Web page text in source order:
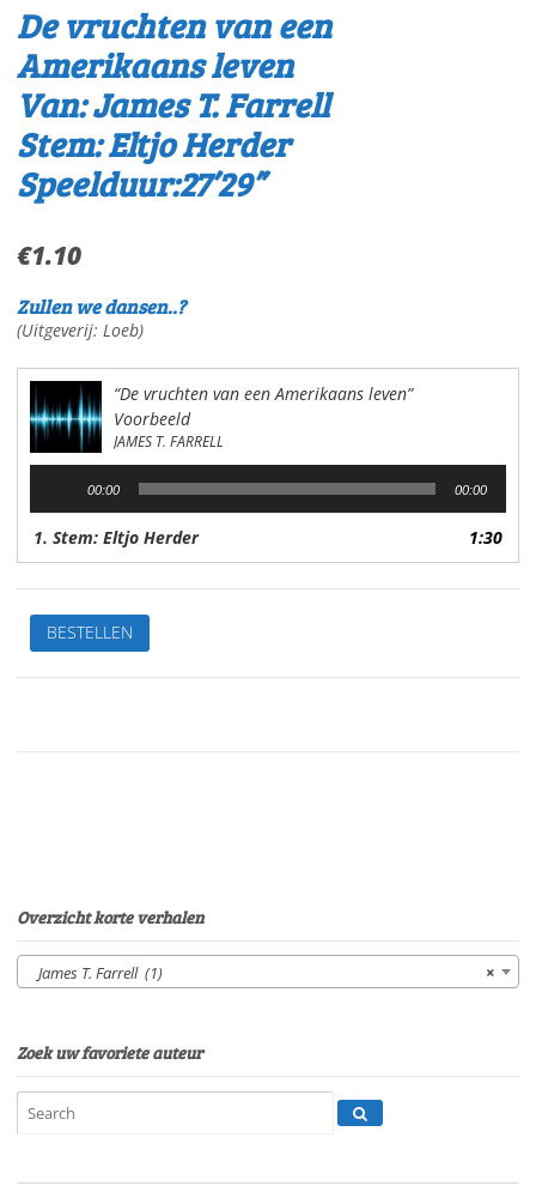
De vruchten van een
Amerikaans leven
Van: James T. Farrell
Stem: Eltjo Herder
Speelduur:27’29”
€1.10
Zullen we dansen..?
(Uitgeverij: Loeb)
“De vruchten van een Amerikaans leven”
Voorbeeld
JAMES T. FARRELL
00:00 00:00
1. Stem: Eltjo Herder 1:30
De
vruchten
van
James
BESTELLEN
Overzicht korte verhalen
×
James T. Farrell (1)
Zoek uw favoriete auteur